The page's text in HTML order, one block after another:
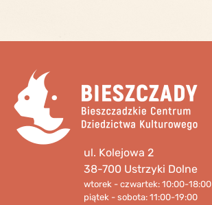
ul. Kolejowa 2
38-700 Ustrzyki Dolne
wtorek - czwartek: 10:00-18:00
piątek - sobota: 11:00-19:00